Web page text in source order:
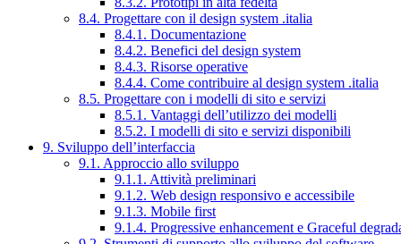
8.4. Progettare con il design system .italia
8.4.1. Documentazione
8.4.2. Benefici del design system
8.4.3. Risorse operative
8.4.4. Come contribuire al design system .italia
8.5. Progettare con i modelli di sito e servizi
8.5.1. Vantaggi dell’utilizzo dei modelli
8.5.2. I modelli di sito e servizi disponibili
9. Sviluppo dell’interfaccia
9.1. Approccio allo sviluppo
9.1.1. Attività preliminari
9.1.2. Web design responsivo e accessibile
9.1.3. Mobile first
9.1.4. Progressive enhancement e Graceful